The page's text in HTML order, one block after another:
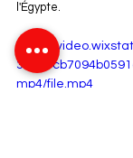
l'Égypte.
https://
mp4/file.mp4